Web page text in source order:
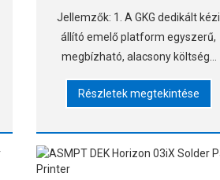
Jellemzők: 1. A GKG dedikált kézi
állító emelő platform egyszerű,
megbízható, alacsony költségű
Gyorsan állíthatja a különböző
tetejének magasságát. 2. Én
Részletek megtekintése